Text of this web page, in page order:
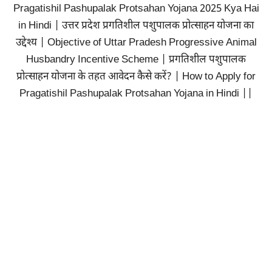
Pragatishil Pashupalak Protsahan Yojana 2025 Kya Hai
in Hindi | उत्तर प्रदेश प्रगतिशील पशुपालक प्रोत्साहन योजना का
उद्देश्य | Objective of Uttar Pradesh Progressive Animal
Husbandry Incentive Scheme | प्रगतिशील पशुपालक
प्रोत्साहन योजना के तहत आवेदन कैसे करें? | How to Apply for
Pragatishil Pashupalak Protsahan Yojana in Hindi ||